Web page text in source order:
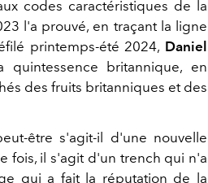
codes caractéristiques de la
l'a prouvé, en traçant la ligne
printemps-été 2024, Daniel
britannique, en
des fruits britanniques et des
être s'agit-il d'une nouvelle
fois, il s'agit d'un trench qui n'a
qui a fait la réputation de la